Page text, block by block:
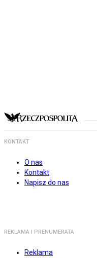
KONTAKT
O nas
Kontakt
Napisz do nas
REKLAMA I PRENUMERATA
Reklama